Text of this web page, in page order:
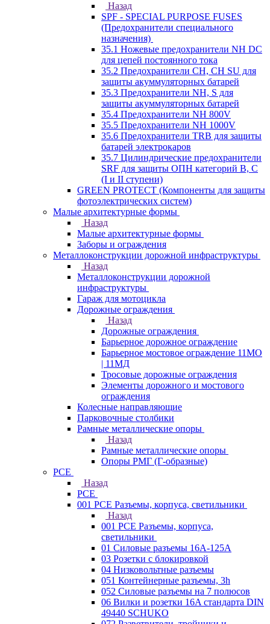
Назад
SPF - SPECIAL PURPOSE FUSES
(Предохранители специального
назначения)
35.1 Ножевые предохранители NH DC
для цепей постоянного тока
35.2 Предохранители CH, CH SU для
защиты акуммуляторных батарей
35.3 Предохранители NH, S для
защиты акуммуляторных батарей
35.4 Предохранители NH 800V
35.5 Предохранители NH 1000V
35.6 Предохранители TRB для защиты
батарей электрокаров
35.7 Цилиндрические предохранители
SRF для защиты ОПН категорий B, C
(I и II ступени)
GREEN PROTECT (Компоненты для защиты
фотоэлектрических систем)
Малые архитектурные формы
Назад
Малые архитектурные формы
Заборы и ограждения
Металлоконструкции дорожной инфраструктуры
Назад
Металлоконструкции дорожной
инфраструктуры
Гараж для мотоцикла
Дорожные ограждения
Назад
Дорожные ограждения
Барьерное дорожное ограждение
Барьерное мостовое ограждение 11МО
| 11МД
Тросовые дорожные ограждения
Элементы дорожного и мостового
ограждения
Колесные направляющие
Парковочные столбики
Рамные металлические опоры
Назад
Рамные металлические опоры
Опоры РМГ (Г-образные)
PCE
Назад
PCE
001 PCE Разъемы, корпуса, светильники
Назад
001 PCE Разъемы, корпуса,
светильники
01 Силовые разъемы 16А-125А
03 Розетки с блокировкой
04 Низковольтные разъемы
051 Контейнерные разъемы, 3h
052 Силовые разъемы на 7 полюсов
06 Вилки и розетки 16A стандарта DIN
49440 SCHUKO